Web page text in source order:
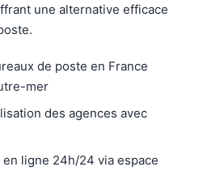
une alternative efficace
de poste en France
mer
des agences avec
ligne 24h/24 via espace